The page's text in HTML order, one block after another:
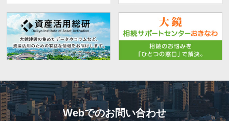
Webでのお問い合わせ